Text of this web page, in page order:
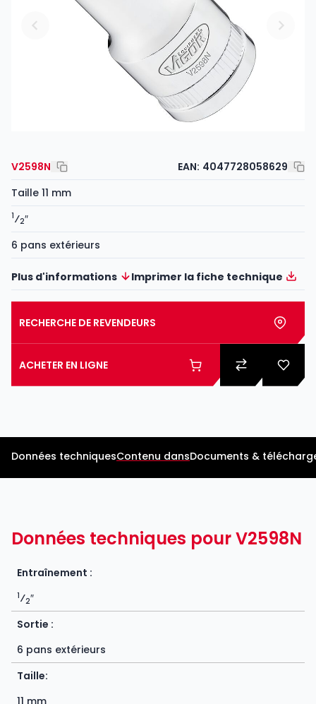
V2598N EAN: 4047728058629
Taille 11 mm
1⁄2″
6 pans extérieurs
Plus d'informations Imprimer la fiche technique
RECHERCHE DE REVENDEURS
ACHETER EN LIGNE
Données techniquesContenu dansDocuments &
Données techniques pour V2598N
Entraînement :
1⁄2″
Sortie :
6 pans extérieurs
Taille: